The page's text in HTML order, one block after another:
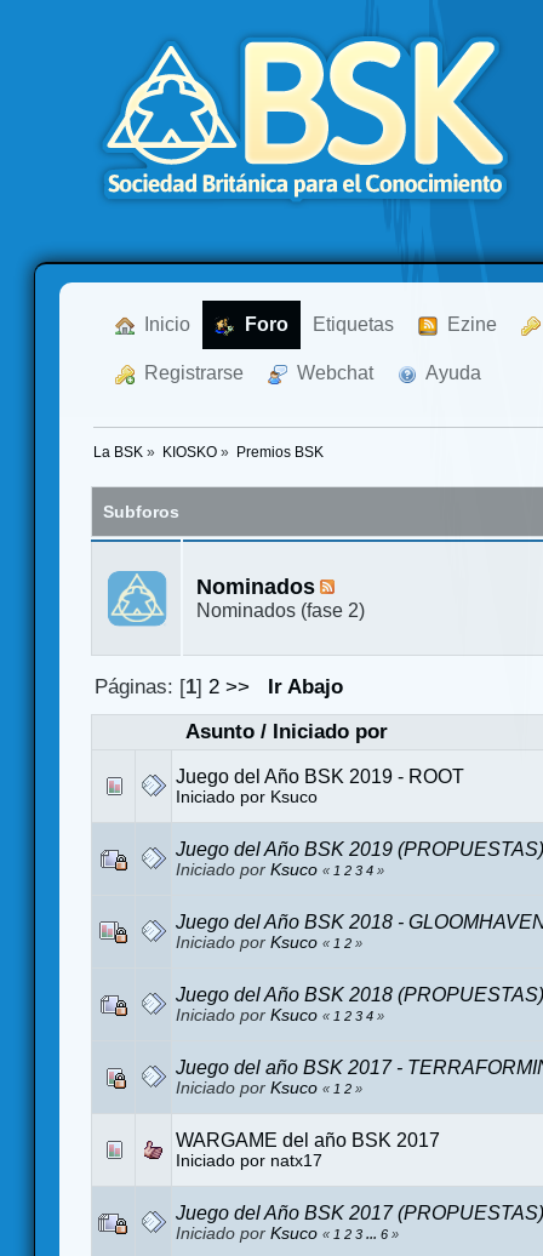
Inicio Foro Etiquetas Ezine
Registrarse Webchat Ayuda
La BSK » KIOSKO» Premios BSK
Subforos
Nominados
Nominados (fase 2)
Páginas: [1]2 >>
Ir Abajo
Asunto/ Iniciado por
Juego del Año BSK 2019 - ROOT
Iniciado por Ksuco
Juego del Año BSK 2019 (PROPUESTAS)
Iniciado por Ksuco « 1 2 3 4 »
Juego del Año BSK 2018 -
Iniciado por Ksuco « 1 2 »
Juego del Año BSK 2018 (PROPUESTAS)
Iniciado por Ksuco « 1 2 3 4 »
Juego del año BSK 2017 -
Iniciado por Ksuco « 1 2 »
WARGAME del año BSK 2017
Iniciado por natx17
Juego del Año BSK 2017 (PROPUESTAS)
Iniciado por Ksuco « 1 2 3 ... 6 »